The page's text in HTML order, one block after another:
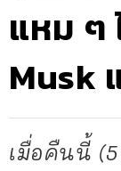
แหม ๆ
Musk
เมื่อคืนนี้